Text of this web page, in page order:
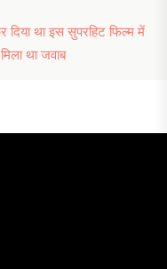
था इस सुपरहिट फिल्म में
था जवाब